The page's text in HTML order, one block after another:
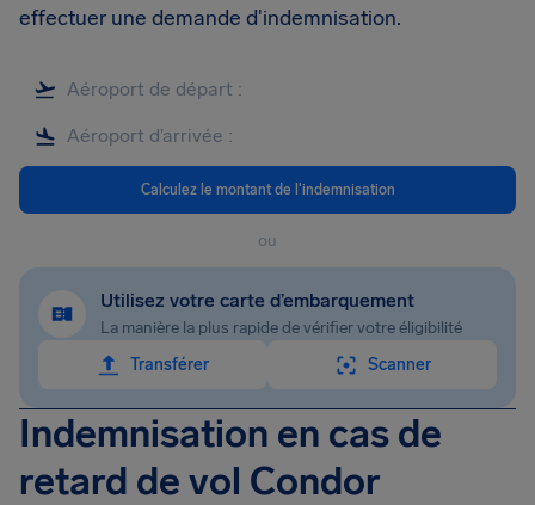
effectuer une demande d'indemnisation.
Calculez le montant de l'indemnisation
ou
Utilisez votre carte d’embarquement
La manière la plus rapide de vérifier votre éligibilité
Transférer
Scanner
Indemnisation en cas de
retard de vol Condor